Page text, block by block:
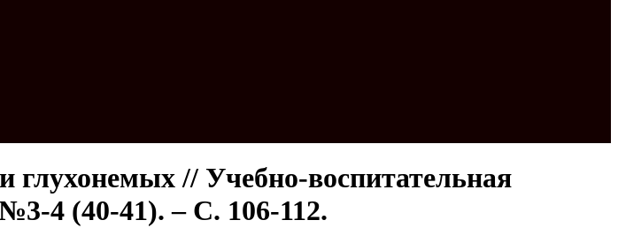
глухонемых // Учебно-воспитательная
4 (40-41). – С. 106-112.